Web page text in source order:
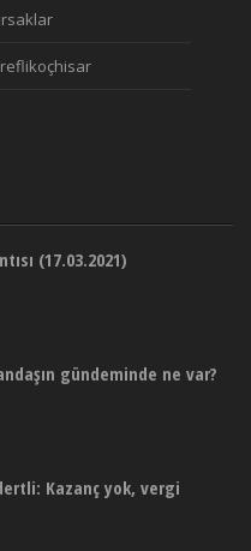
(17.03.2021)
gündeminde ne var?
Kazanç yok, vergi